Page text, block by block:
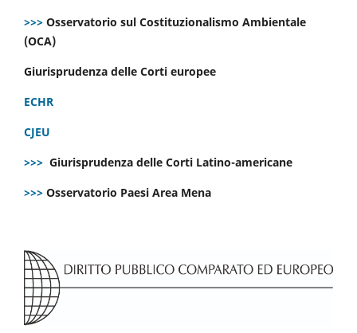
>>> Osservatorio sul Costituzionalismo Ambientale
(OCA)
Giurisprudenza delle Corti europee
ECHR
CJEU
>>> Giurisprudenza delle Corti Latino-americane
>>> Osservatorio Paesi Area Mena